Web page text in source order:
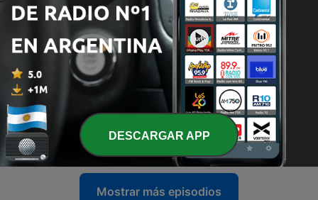
28 mayo 2021
Ansiedad de exámenes
21 mayo 2021
21 - ¿Se puede mejorar la autoestima?
14 mayo 2021
20 - Técnica de Relajación con Sonidos. ASMR
07 mayo 2021
Mostrar más episodios
DESCARGAR APP